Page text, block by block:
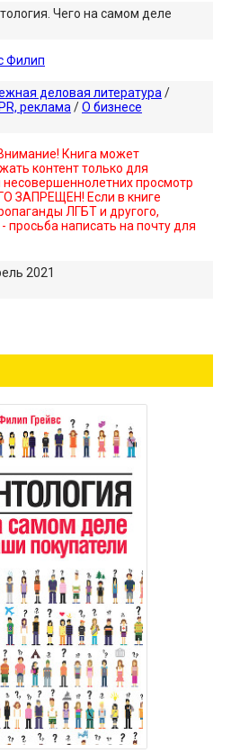
Чего на самом деле
Филип
деловая литература /
реклама /О бизнесе
Книга может
контент только для
просмотр
ЗАПРЕЩЕН! Если в книге
ЛГБТ и другого,
просьба написать на почту для
2021